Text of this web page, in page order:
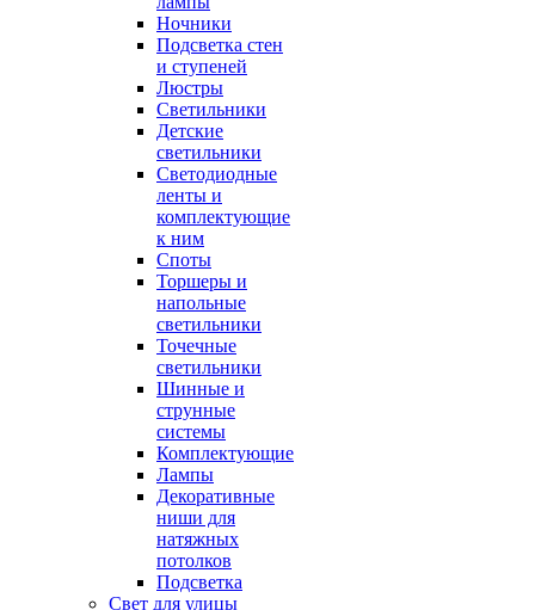
Ночники
Подсветка стен
и ступеней
Люстры
Светильники
Детские
светильники
Светодиодные
ленты и
комплектующие
к ним
Споты
Торшеры и
напольные
светильники
Точечные
светильники
Шинные и
струнные
системы
Комплектующие
Лампы
Декоративные
ниши для
натяжных
потолков
Подсветка
Свет для улицы